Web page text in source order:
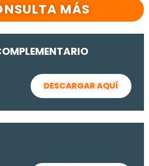
MÁS
DESCARGAR AQUÍ